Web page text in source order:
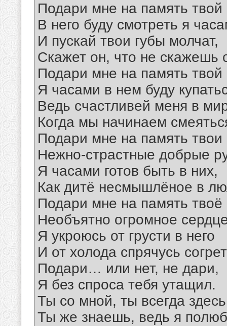
Подари мне на память твой
В него буду смотреть я
И пускай твои губы молчат,
Скажет он, что не скажешь
Подари мне на память твой
Я часами в нем буду
Ведь счастливей меня в
Когда мы начинаем
Подари мне на память твои
Нежно-страстные добрые
Я часами готов быть в них,
Как дитё несмышлёное в
Подари мне на память твоё
Необъятно огромное
Я укроюсь от грусти в него
И от холода спрячусь
Подари… или нет, не дари,
Я без спроса тебя утащил.
Ты со мной, ты всегда
Ты же знаешь, ведь я